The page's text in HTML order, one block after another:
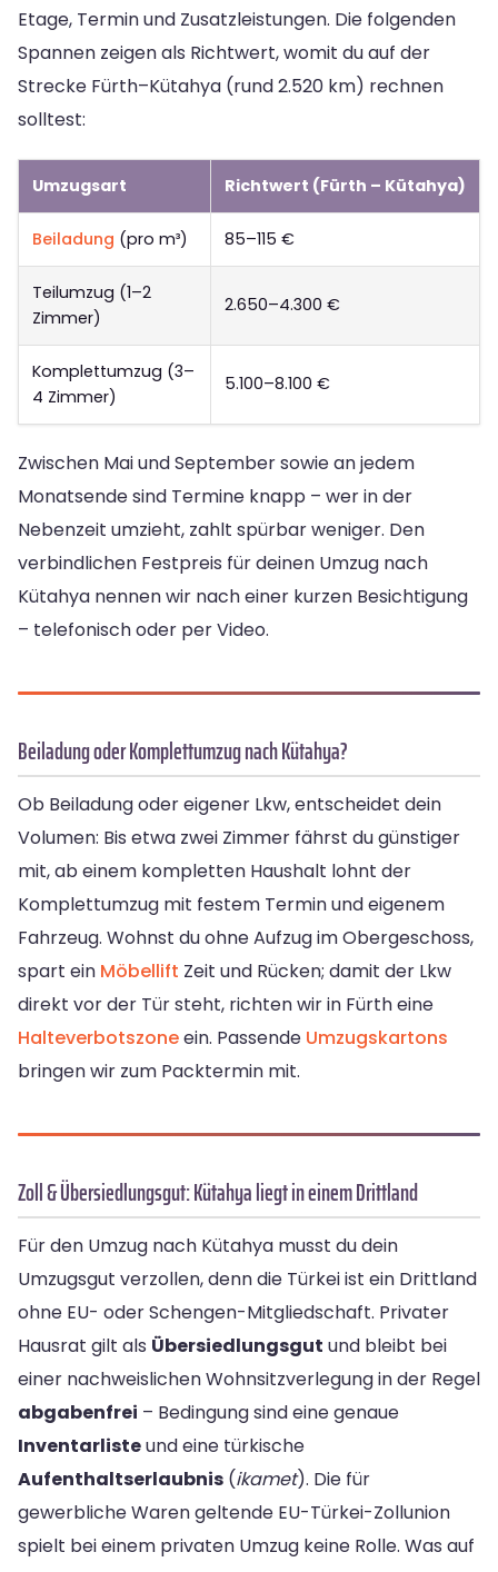
Etage, Termin und Zusatzleistungen. Die folgenden
Spannen zeigen als Richtwert, womit du auf der
Strecke Fürth–Kütahya (rund 2.520 km) rechnen
solltest:
Umzugsart Richtwert (Fürth – Kütahya)
Beiladung (pro m³) 85–115 €
Teilumzug (1–2
Zimmer)
2.650–4.300 €
Komplettumzug (3–
4 Zimmer)
5.100–8.100 €
Zwischen Mai und September sowie an jedem
Monatsende sind Termine knapp – wer in der
Nebenzeit umzieht, zahlt spürbar weniger. Den
verbindlichen Festpreis für deinen Umzug nach
Kütahya nennen wir nach einer kurzen Besichtigung
– telefonisch oder per Video.
Beiladung oder Komplettumzug nach Kütahya?
Ob Beiladung oder eigener Lkw, entscheidet dein
Volumen: Bis etwa zwei Zimmer fährst du günstiger
mit, ab einem kompletten Haushalt lohnt der
Komplettumzug mit festem Termin und eigenem
Fahrzeug. Wohnst du ohne Aufzug im Obergeschoss,
spart ein Möbellift Zeit und Rücken; damit der Lkw
direkt vor der Tür steht, richten wir in Fürth eine
Halteverbotszoneein. Passende Umzugskartons
bringen wir zum Packtermin mit.
Zoll & Übersiedlungsgut: Kütahya liegt in einem Drittland
Für den Umzug nach Kütahya musst du dein
Umzugsgut verzollen, denn die Türkei ist ein Drittland
ohne EU- oder Schengen-Mitgliedschaft. Privater
Hausrat gilt als Übersiedlungsgut und bleibt bei
einer nachweislichen Wohnsitzverlegung in der Regel
abgabenfrei – Bedingung sind eine genaue
Inventarlisteund eine türkische
Aufenthaltserlaubnis (ikamet). Die für
gewerbliche Waren geltende EU-Türkei-Zollunion
spielt bei einem privaten Umzug keine Rolle. Was auf